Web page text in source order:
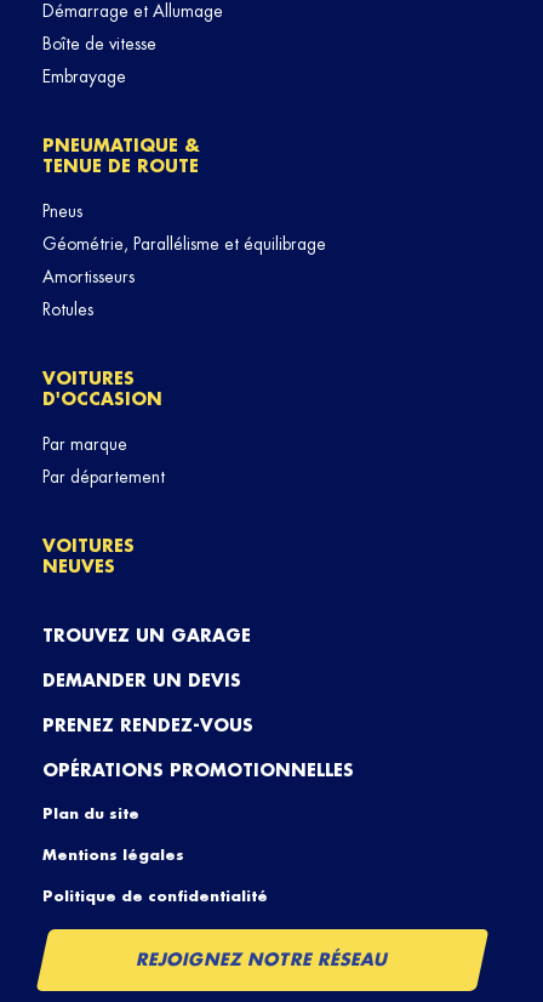
Démarrage et Allumage
Boîte de vitesse
Embrayage
PNEUMATIQUE &
TENUE DE ROUTE
Pneus
Géométrie, Parallélisme et équilibrage
Amortisseurs
Rotules
VOITURES
D'OCCASION
Par marque
Par département
VOITURES
NEUVES
TROUVEZ UN GARAGE
DEMANDER UN DEVIS
PRENEZ RENDEZ-VOUS
OPÉRATIONS PROMOTIONNELLES
Plan du site
Mentions légales
Politique de confidentialité
REJOIGNEZ NOTRE RÉSEAU